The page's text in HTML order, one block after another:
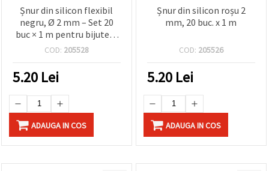
Șnur din silicon flexibil
negru, Ø 2 mm – Set 20
buc × 1 m pentru bijuterii
handmade, brățări,
proiecte DIY, hobby & craft
COD: 205528
5.20 Lei
ADAUGA IN COS
Șnur din silicon roșu 2
mm, 20 buc. x 1 m
COD: 205526
5.20 Lei
ADAUGA IN COS